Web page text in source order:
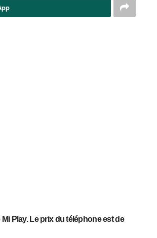
Play. Le prix du téléphone est de